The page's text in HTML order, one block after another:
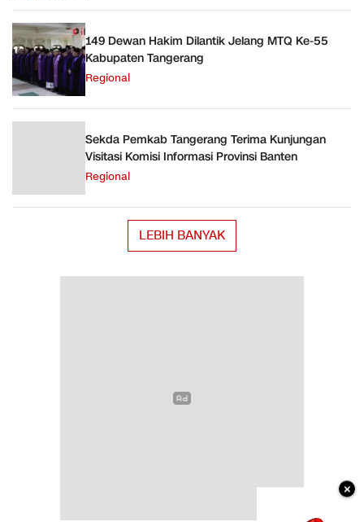
149 Dewan Hakim Dilantik Jelang MTQ Ke-55
Kabupaten Tangerang
Regional
Sekda Pemkab Tangerang Terima Kunjungan
Visitasi Komisi Informasi Provinsi Banten
Regional
LEBIH BANYAK
×